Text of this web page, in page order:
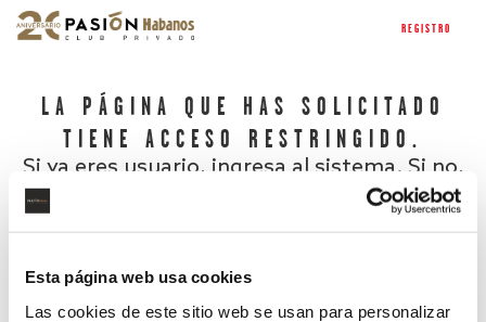
Esta página web usa cookies
Las cookies de este sitio web se usan para personalizar
REGISTRO
LA PÁGINA QUE HAS SOLICITADO
TIENE ACCESO RESTRINGIDO.
Si ya eres usuario, ingresa al sistema. Si no,